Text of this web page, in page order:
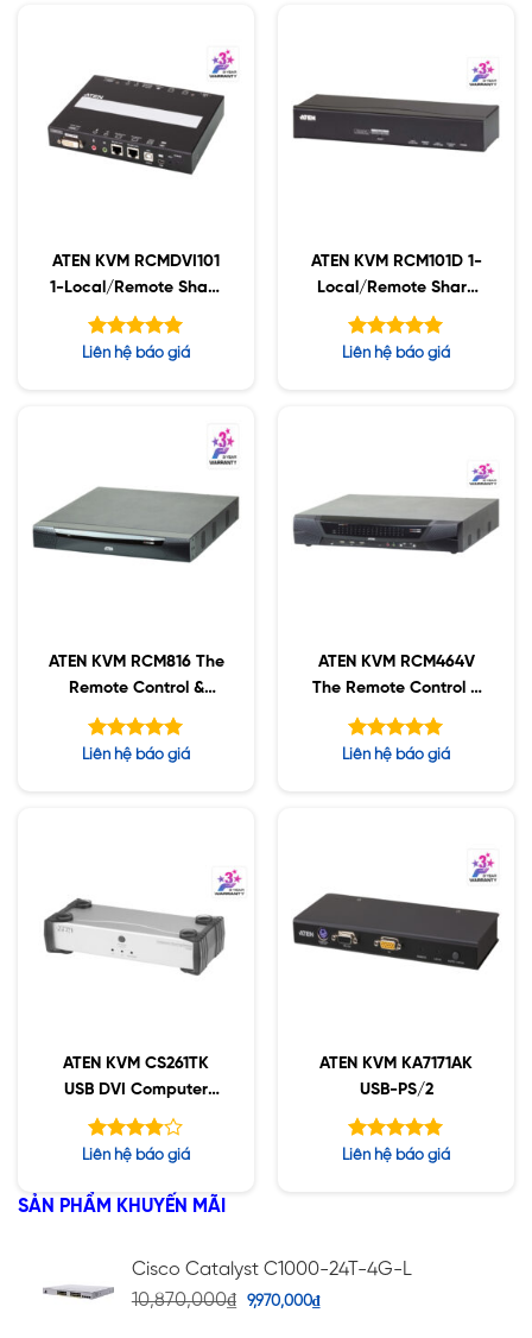
ATEN KVM RCMDVI101
1-Local/Remote Share
Access Single Port DVI
Được xếp
Liên hệ báo giá
ATEN KVM RCM101D 1-
Local/Remote Share
Access Single Port DVI
Được xếp
Liên hệ báo giá
ATEN KVM RCM816 The
Remote Control &
Monitoring
Được xếp
Liên hệ báo giá
ATEN KVM RCM464V
The Remote Control &
Monitoring
Được xếp
Liên hệ báo giá
ATEN KVM CS261TK
USB DVI Computer
Sharing Device and
Được
3.865
sao
Liên hệ báo giá
ATEN KVM KA7171AK
USB-PS/2
Được xếp
Liên hệ báo giá
SẢN PHẨM KHUYẾN MÃI
Cisco Catalyst C1000-24T-4G-L
10,870,000₫ 9,970,000₫